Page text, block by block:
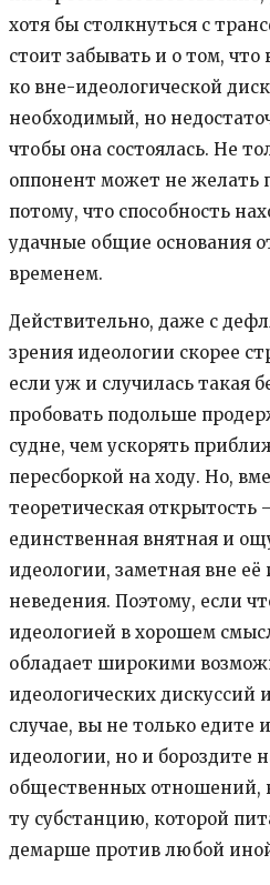
хотя бы столкнуться с
стоит забывать и о том,
ко вне-идеологической
необходимый, но
чтобы она состоялась. Не
оппонент может не желать
потому, что способность
удачные общие основания
временем.
Действительно, даже с
зрения идеологии скорее
если уж и случилась такая
пробовать подольше
судне, чем ускорять
пересборкой на ходу. Но,
теоретическая открытость
единственная внятная и
идеологии, заметная вне её
неведения. Поэтому, если
идеологией в хорошем
обладает широкими
идеологических дискуссий
случае, вы не только едите
идеологии, но и бороздите
общественных отношений,
ту субстанцию, которой
демарше против любой